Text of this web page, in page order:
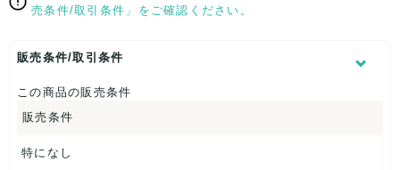
簡易な検品はしており、なるべく状態のいいものをお入れする
使用に問題ないが、少々ダメージのあるもの含まれますので、
USED品として多少のダメージはご了承下さいませ。
売条件/取引条件」をご確認ください。
販売条件/取引条件
この商品の販売条件
販売条件
特になし